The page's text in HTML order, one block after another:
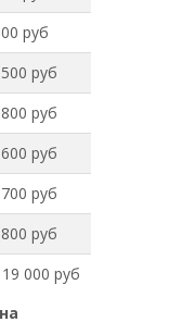
руб
руб
руб
руб
руб
руб
000 руб